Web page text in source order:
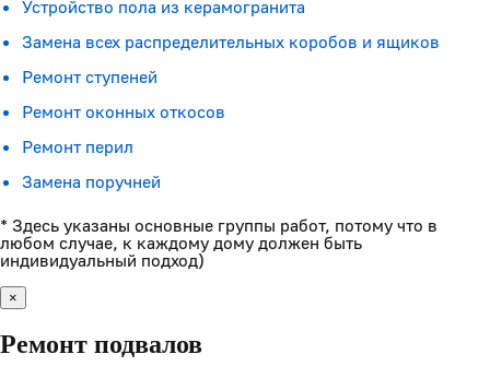
Устройство пола из керамогранита
Замена всех распределительных коробов и ящиков
Ремонт ступеней
Ремонт оконных откосов
Ремонт перил
Замена поручней
* Здесь указаны основные группы работ, потому что в
любом случае, к каждому дому должен быть
индивидуальный подход)
×
Ремонт подвалов